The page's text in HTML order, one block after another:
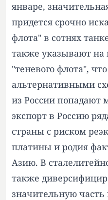
январе,
придется срочно
флота" в сотнях
также указывают на
"теневого флота",
альтернативными
из России попадают
экспорт в Россию
страны с риском
платины и родия
Азию. В
также
значительную